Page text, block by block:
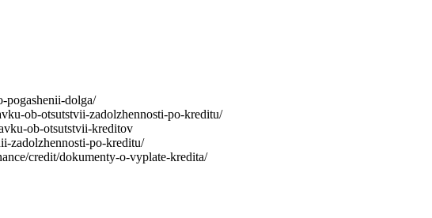
pogashenii-dolga/
ob-otsutstvii-zadolzhennosti-po-kreditu/
ob-otsutstvii-kreditov
zadolzhennosti-po-kreditu/
credit/dokumenty-o-vyplate-kredita/